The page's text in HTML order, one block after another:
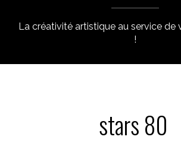
La créativité artistique au service de
!
stars 80